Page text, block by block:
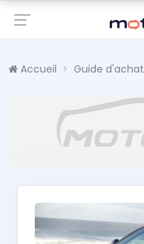
Accueil Guide d'achat